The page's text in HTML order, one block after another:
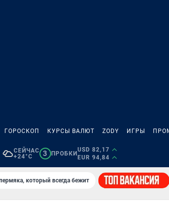
ГОРОСКОП КУРСЫ ВАЛЮТ ZODY ИГРЫ
СЕЙЧАС
+24°C
3 ПРОБКИ
USD 82,17
EUR 94,84
который всегда бежит